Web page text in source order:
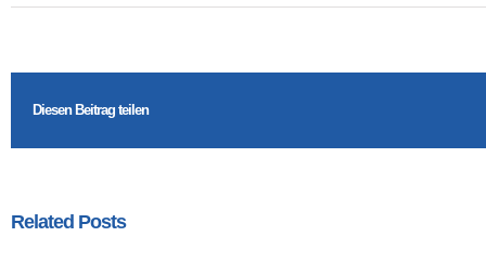
Diesen Beitrag teilen
Related Posts